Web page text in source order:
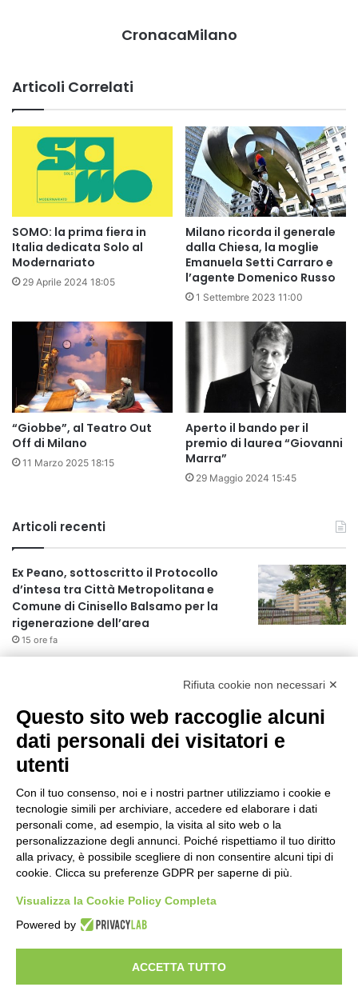
CronacaMilano
Articoli Correlati
SOMO: la prima fiera in
Italia dedicata Solo al
Modernariato
29 Aprile 2024 18:05
Milano ricorda il generale
dalla Chiesa, la moglie
Emanuela Setti Carraro e
l’agente Domenico Russo
1 Settembre 2023 11:00
“Giobbe”, al Teatro Out
Off di Milano
11 Marzo 2025 18:15
Aperto il bando per il
premio di laurea “Giovanni
Marra”
29 Maggio 2024 15:45
Articoli recenti
Ex Peano, sottoscritto il Protocollo
d’intesa tra Città Metropolitana e
Comune di Cinisello Balsamo per la
rigenerazione dell’area
15 ore fa
Ex mercato Selinunte, via libera alle
linee di indirizzo per il nuovo spazio
socio-aggregativo dedicato ai giovani
18 ore fa
Assegnati a Sogemi quattro mercati
comunali coperti
19 ore fa
Guidi Cingolani, Zampori e Marchelli
1 giorno fa
Rifiuta cookie non necessari ✕
Questo sito web raccoglie alcuni
dati personali dei visitatori e
utenti
Con il tuo consenso, noi e i nostri partner utilizziamo i cookie e
tecnologie simili per archiviare, accedere ed elaborare i dati
personali come, ad esempio, la visita al sito web o la
personalizzazione degli annunci. Poiché rispettiamo il tuo diritto
alla privacy, è possibile scegliere di non consentire alcuni tipi di
cookie. Clicca su preferenze GDPR per saperne di più.
Visualizza la Cookie Policy Completa
Powered by
ACCETTA TUTTO